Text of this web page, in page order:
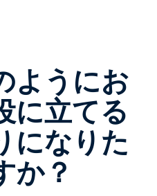
ようにお
に立てる
になりた
か？